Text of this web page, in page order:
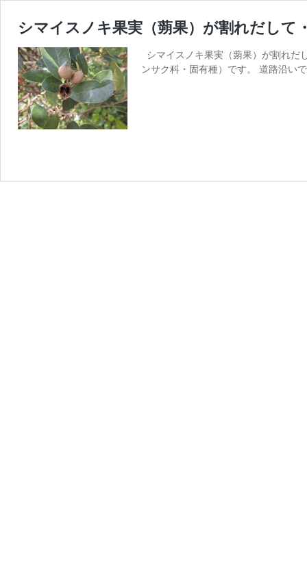
シマイスノキ果実（蒴果）が割れだして
シマイスノキ果実（蒴果）が割れ
ンサク科・固有種）です。 道路沿